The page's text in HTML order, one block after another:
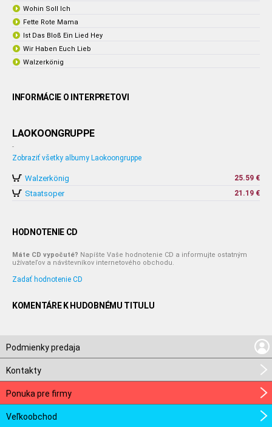
Wohin Soll Ich
Fette Rote Mama
Ist Das Bloß Ein Lied Hey
Wir Haben Euch Lieb
Walzerkönig
INFORMÁCIE O INTERPRETOVI
LAOKOONGRUPPE
-
Zobraziť všetky albumy Laokoongruppe
Walzerkönig 25.59 €
Staatsoper 21.19 €
HODNOTENIE CD
Máte CD vypočuté? Napíšte Vaše hodnotenie CD a informujte ostatným
užívateľov a návštevníkov internetového obchodu.
Zadať hodnotenie CD
KOMENTÁRE K HUDOBNÉMU TITULU
Podmienky predaja
Kontakty
Ponuka pre firmy
Veľkoobchod